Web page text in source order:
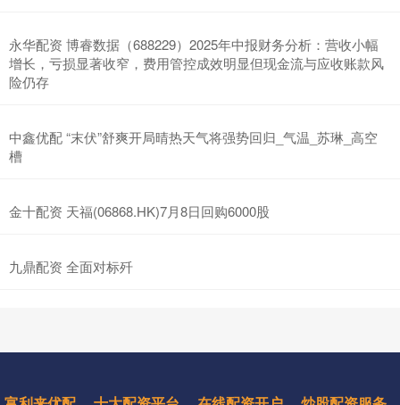
永华配资 博睿数据（688229）2025年中报财务分析：营收小幅
增长，亏损显著收窄，费用管控成效明显但现金流与应收账款风
险仍存
中鑫优配 “末伏”舒爽开局晴热天气将强势回归_气温_苏琳_高空
槽
金十配资 天福(06868.HK)7月8日回购6000股
九鼎配资 全面对标歼